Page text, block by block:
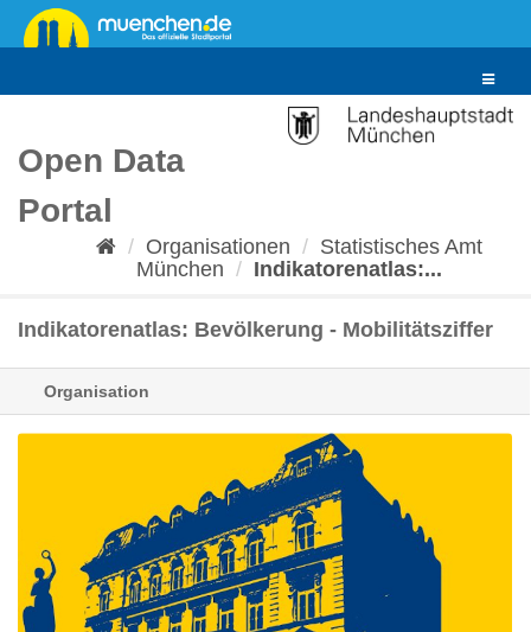
Überspringen
zum
Toggle
Open Data
Portal
Organisationen
Statistisches Amt
München
Indikatorenatlas:...
Indikatorenatlas: Bevölkerung - Mobilitätsziffer
Organisation